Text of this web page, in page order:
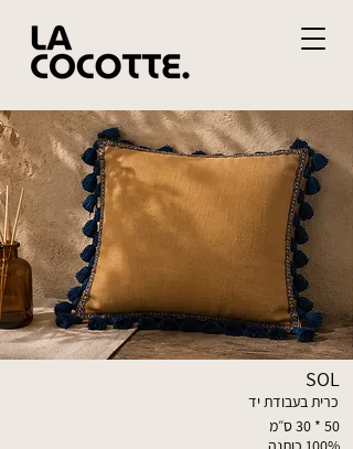
SOL
50 * 30 ס״מ